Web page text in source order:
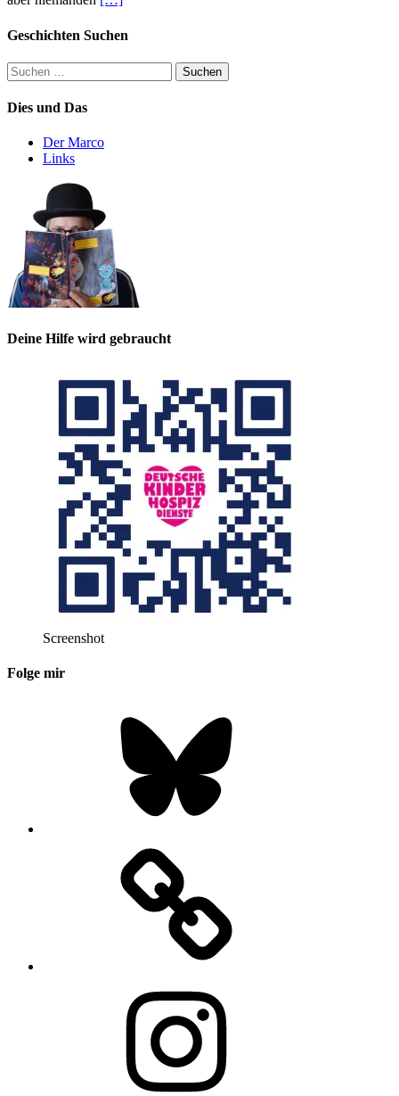
Geschichten Suchen
Suchen
nach:
Dies und Das
Der Marco
Links
Deine Hilfe wird gebraucht
Screenshot
Folge mir